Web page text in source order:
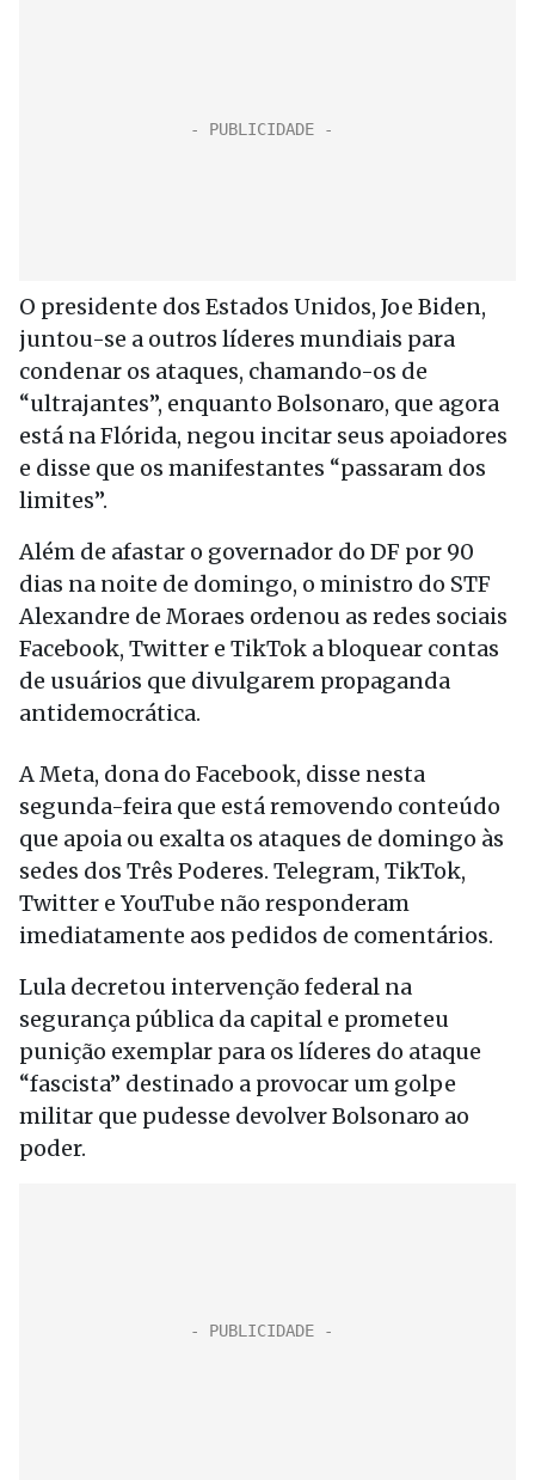
O presidente dos Estados Unidos, Joe Biden,
juntou-se a outros líderes mundiais para
condenar os ataques, chamando-os de
“ultrajantes”, enquanto Bolsonaro, que agora
está na Flórida, negou incitar seus apoiadores
e disse que os manifestantes “passaram dos
limites”.
Além de afastar o governador do DF por 90
dias na noite de domingo, o ministro do STF
Alexandre de Moraes ordenou as redes sociais
Facebook, Twitter e TikTok a bloquear contas
de usuários que divulgarem propaganda
antidemocrática.
A Meta, dona do Facebook, disse nesta
segunda-feira que está removendo conteúdo
que apoia ou exalta os ataques de domingo às
sedes dos Três Poderes. Telegram, TikTok,
Twitter e YouTube não responderam
imediatamente aos pedidos de comentários.
Lula decretou intervenção federal na
segurança pública da capital e prometeu
punição exemplar para os líderes do ataque
“fascista” destinado a provocar um golpe
militar que pudesse devolver Bolsonaro ao
poder.